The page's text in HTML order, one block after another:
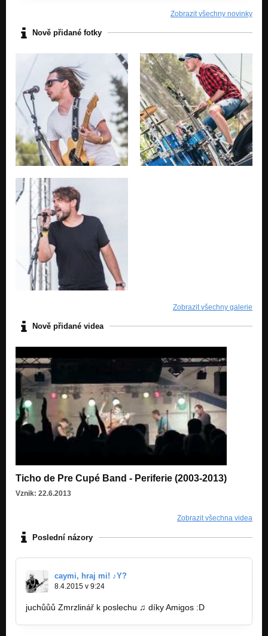
V každém muži kousek ženy je (singl ´08)
Nezařazeno
Námořnická (singl ´08)
Nezařazeno
Diskoškovej rock
...i v tom je krása
Pizduška
...i v tom je krása
Ach pane prezidente (singl ´09)
Nebudem pít alkohol
...i v tom je krása
Verbíři
...i v tom je krása
...i v tom je krása
Vojácká balada
Neberte drogy, mejte se rádi
Ticho léčí
Ticho léčí
Zpověď zkrachovalé folkové kapely
...i v tom je krása
Zobrazit všechny novinky
Nově přidané fotky
Zobrazit všechny galerie
Nově přidané videa
Ticho de Pre Cupé Band - Periferie (2003-2013)
Vznik: 22.6.2013
Zobrazit všechna videa
Poslední názory
caymi, hraj mi! ♪Y?
8.4.2015 v 9:24
juchůůů Zmrzlinář k poslechu ♫ díky Amigos :D